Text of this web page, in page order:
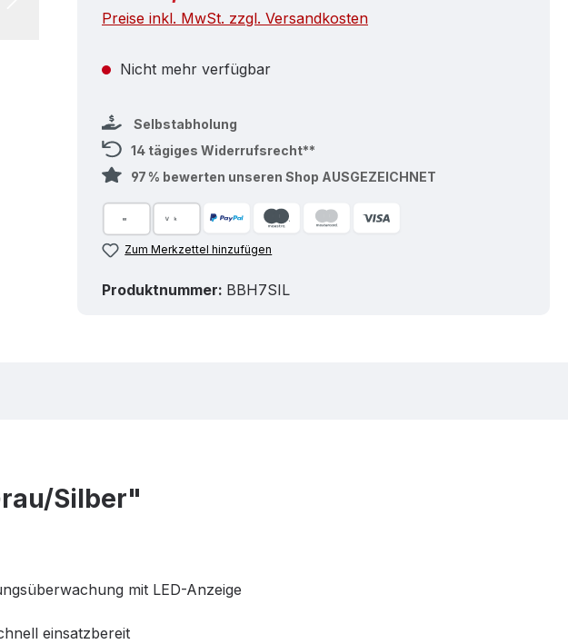
Preise inkl. MwSt. zzgl. Versandkosten
Nicht mehr verfügbar
Selbstabholung
14 tägiges Widerrufsrecht**
97 % bewerten unseren Shop AUSGEZEICHNET
Zum Merkzettel hinzufügen
Produktnummer: BBH7SIL
Silber"
mit LED-Anzeige
einsatzbereit